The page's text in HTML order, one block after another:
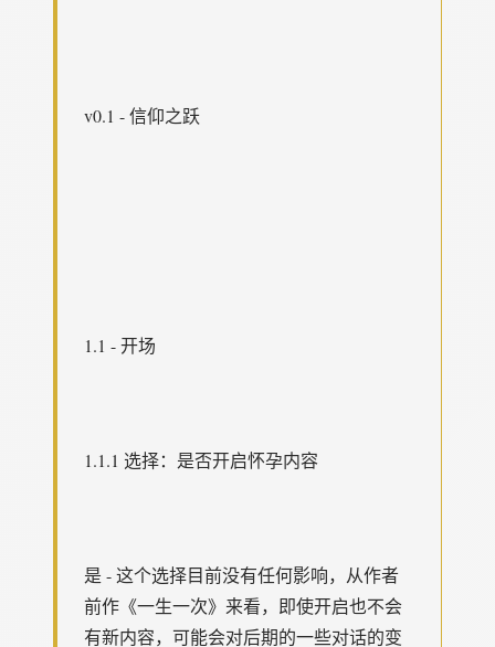
v0.1 - 信仰之跃
1.1 - 开场
1.1.1 选择：是否开启怀孕内容
是 - 这个选择目前没有任何影响，从作者
前作《一生一次》来看，即使开启也不会
有新内容，可能会对后期的一些对话的变